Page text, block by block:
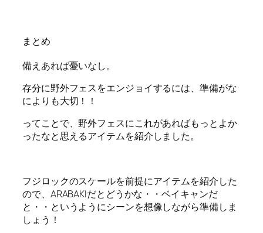
まとめ
備えあれば憂いなし。
存分に野外フェスをエンジョイするには、準備がな
によりも大切！！
ってことで、野外フェスにこれがあればもっとよか
ったなと思えるアイテムを紹介しました。
フジロックのスケールを前提にアイテムを紹介した
ので、ARABAKIだとどうかな・・ベイキャンだ
と・・というようにシーンを想像しながら準備しま
しょう！